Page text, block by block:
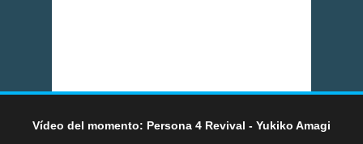
Vídeo del momento: Persona 4 Revival - Yukiko Amagi